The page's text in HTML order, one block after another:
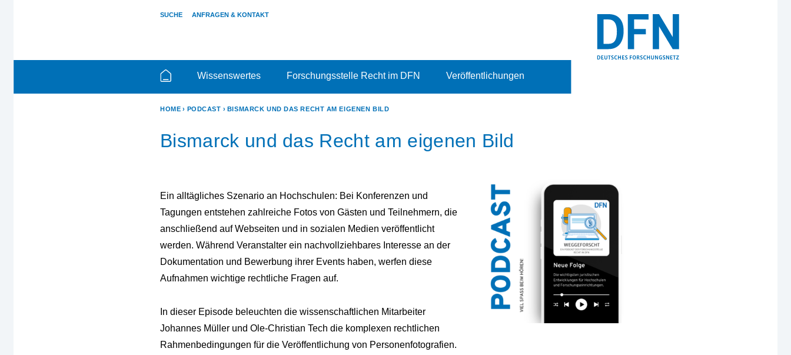
SUCHE ANFRAGEN & KONTAKT
Wissenswertes Forschungsstelle Recht im DFN Veröffentlichungen
HOME PODCAST BISMARCK UND DAS RECHT AM EIGENEN BILD
Bismarck und das Recht am eigenen Bild
Ein alltägliches Szenario an Hochschulen: Bei Konferenzen und
Tagungen entstehen zahlreiche Fotos von Gästen und Teilnehmern, die
anschließend auf Webseiten und in sozialen Medien veröffentlicht
werden. Während Veranstalter ein nachvollziehbares Interesse an der
Dokumentation und Bewerbung ihrer Events haben, werfen diese
Aufnahmen wichtige rechtliche Fragen auf.
In dieser Episode beleuchten die wissenschaftlichen Mitarbeiter
Johannes Müller und Ole-Christian Tech die komplexen rechtlichen
Rahmenbedingungen für die Veröffentlichung von Personenfotografien.